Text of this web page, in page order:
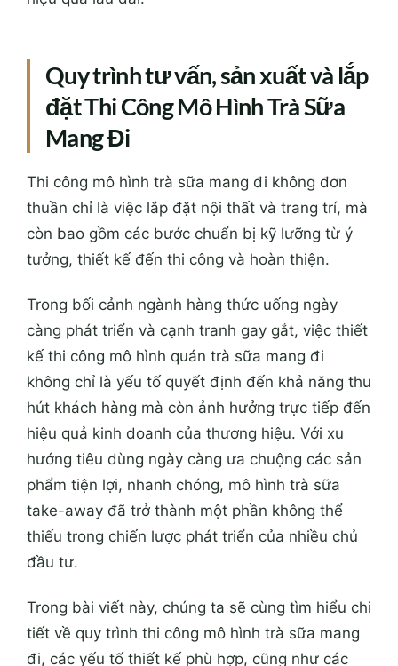
Quy trình tư vấn, sản xuất và lắp
đặt Thi Công Mô Hình Trà Sữa
Mang Đi
Thi công mô hình trà sữa mang đi không đơn
thuần chỉ là việc lắp đặt nội thất và trang trí, mà
còn bao gồm các bước chuẩn bị kỹ lưỡng từ ý
tưởng, thiết kế đến thi công và hoàn thiện.
Trong bối cảnh ngành hàng thức uống ngày
càng phát triển và cạnh tranh gay gắt, việc thiết
kế thi công mô hình quán trà sữa mang đi
không chỉ là yếu tố quyết định đến khả năng thu
hút khách hàng mà còn ảnh hưởng trực tiếp đến
hiệu quả kinh doanh của thương hiệu. Với xu
hướng tiêu dùng ngày càng ưa chuộng các sản
phẩm tiện lợi, nhanh chóng, mô hình trà sữa
take-away đã trở thành một phần không thể
thiếu trong chiến lược phát triển của nhiều chủ
đầu tư.
Trong bài viết này, chúng ta sẽ cùng tìm hiểu chi
tiết về quy trình thi công mô hình trà sữa mang
đi, các yếu tố thiết kế phù hợp, cũng như các